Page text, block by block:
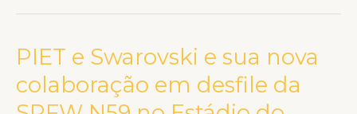
PIET e Swarovski e sua nova
colaboração em desfile da
PIET
Swarovski